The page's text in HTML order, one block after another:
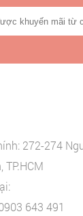
272-274
TP.HCM
643 491